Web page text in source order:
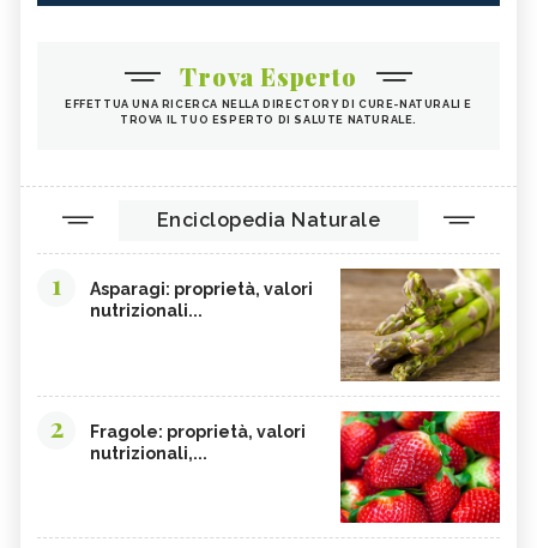
Trova Esperto
EFFETTUA UNA RICERCA NELLA DIRECTORY DI CURE-NATURALI E
TROVA IL TUO ESPERTO DI SALUTE NATURALE.
Enciclopedia Naturale
1
Asparagi: proprietà, valori
nutrizionali...
2
Fragole: proprietà, valori
nutrizionali,...